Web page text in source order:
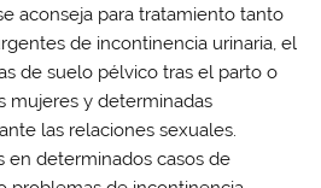
aconseja para tratamiento tanto
de incontinencia urinaria, el
desuelo pélvicotras el parto o
mujeres y determinadas
las relaciones sexuales.
en determinados casos de